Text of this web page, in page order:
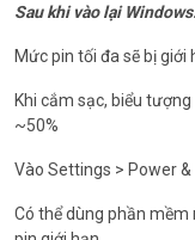
Sau khi vào lại
Mức pin tối đa sẽ bị giới
Khi cắm sạc, biểu
~50%
Vào Settings > Power
Có thể dùng phần